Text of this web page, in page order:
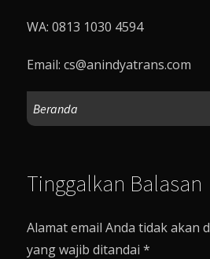
WA: 0813 1030 4594
Email:cs@anindyatrans.com
Beranda
Tinggalkan Balasan
Alamat email Anda tidak akan
yang wajib ditandai*